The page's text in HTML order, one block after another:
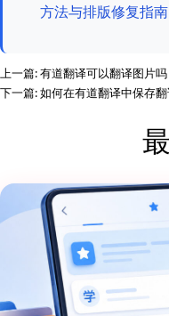
方法与排版修复指南
上一篇:有道翻译可以翻译图片
下一篇:如何在有道翻译中保存